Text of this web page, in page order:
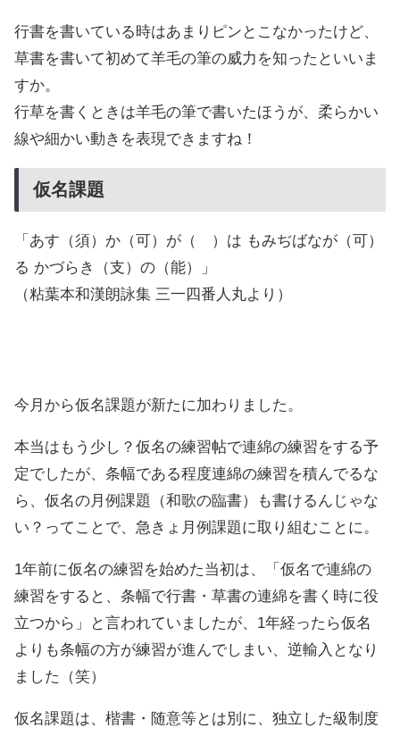
行書を書いている時はあまりピンとこなかったけど、
草書を書いて初めて羊毛の筆の威力を知ったといいま
すか。
行草を書くときは羊毛の筆で書いたほうが、柔らかい
線や細かい動きを表現できますね！
仮名課題
「あす（須）か（可）が（ゞ）は もみぢばなが（可）
る かづらき（支）の（能）」
（粘葉本和漢朗詠集 三一四番人丸より）
今月から仮名課題が新たに加わりました。
本当はもう少し？仮名の練習帖で連綿の練習をする予
定でしたが、条幅である程度連綿の練習を積んでるな
ら、仮名の月例課題（和歌の臨書）も書けるんじゃな
い？ってことで、急きょ月例課題に取り組むことに。
1年前に仮名の練習を始めた当初は、「仮名で連綿の
練習をすると、条幅で行書・草書の連綿を書く時に役
立つから」と言われていましたが、1年経ったら仮名
よりも条幅の方が練習が進んでしまい、逆輸入となり
ました（笑）
仮名課題は、楷書・随意等とは別に、独立した級制度